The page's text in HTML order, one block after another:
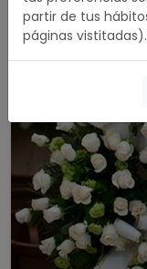
partir de tus
páginas vistitadas).